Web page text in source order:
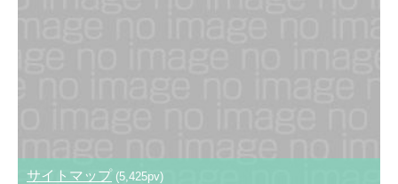
サイトマップ (5,425pv)